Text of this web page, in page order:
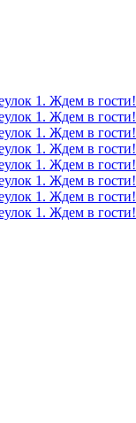
1. Ждем в гости!
1. Ждем в гости!
1. Ждем в гости!
1. Ждем в гости!
1. Ждем в гости!
1. Ждем в гости!
1. Ждем в гости!
1. Ждем в гости!